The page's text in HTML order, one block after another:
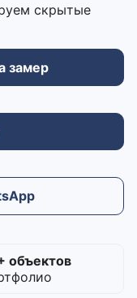
скрытые
замер
объектов